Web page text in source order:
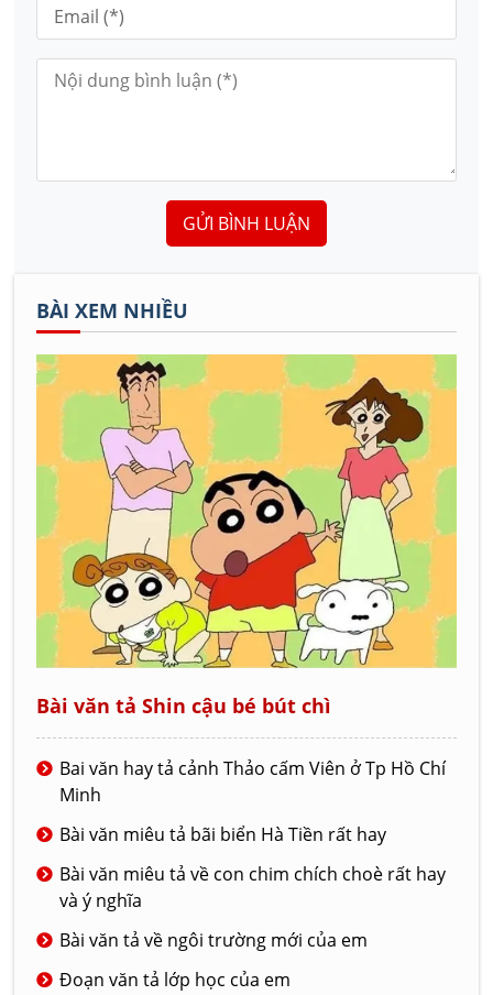
GỬI BÌNH LUẬN
BÀI XEM NHIỀU
Bài văn tả Shin cậu bé bút chì
Bai văn hay tả cảnh Thảo cấm Viên ở Tp Hồ Chí
Minh
Bài văn miêu tả bãi biển Hà Tiền rất hay
Bài văn miêu tả về con chim chích choè rất hay
và ý nghĩa
Bài văn tả về ngôi trường mới của em
Đoạn văn tả lớp học của em